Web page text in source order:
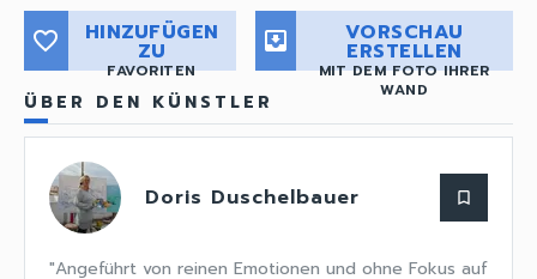
favorite_border HINZUFÜGEN
ZU
FAVORITEN
move_to_inbox VORSCHAU
ERSTELLEN
MIT DEM FOTO IHRER
WAND
ÜBER DEN KÜNSTLER
Doris Duschelbauer bookmark_border
"Angeführt von reinen Emotionen und ohne Fokus auf